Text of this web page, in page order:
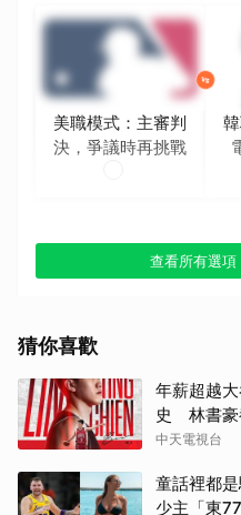
美職模式：主審判
決，爭議時再挑戰
查看所有選項
猜你喜歡
年薪超越
史 林書豪
中天電視台
童話裡都
少主「東